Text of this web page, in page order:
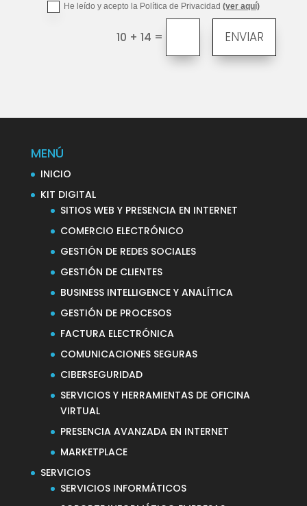
He leído y acepto la Política de Privacidad(ver aquí)
10 + 14 = ENVIAR
MENÚ
INICIO
KIT DIGITAL
SITIOS WEB Y PRESENCIA EN INTERNET
COMERCIO ELECTRÓNICO
GESTIÓN DE REDES SOCIALES
GESTIÓN DE CLIENTES
BUSINESS INTELLIGENCE Y ANALÍTICA
GESTIÓN DE PROCESOS
FACTURA ELECTRÓNICA
COMUNICACIONES SEGURAS
CIBERSEGURIDAD
SERVICIOS Y HERRAMIENTAS DE OFICINA
VIRTUAL
PRESENCIA AVANZADA EN INTERNET
MARKETPLACE
SERVICIOS
SERVICIOS INFORMÁTICOS